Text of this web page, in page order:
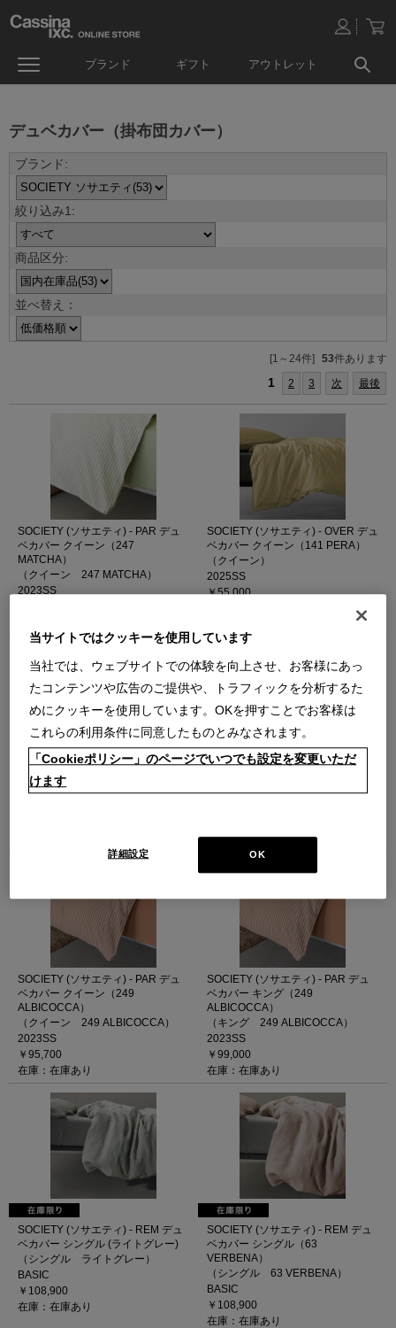
ブランド ギフト アウトレット
デュベカバー（掛布団カバー）
並べ替え：
[1～24件] 53件あります
1 2 3 次 最後
SOCIETY (ソサエティ) - PAR デュ
ベカバー クイーン（247
MATCHA）
（クイーン 247 MATCHA）
2023SS
SOCIETY (ソサエティ) - OVER デュ
ベカバー クイーン（141 PERA）
（クイーン）
2025SS
￥55,000
SOCIETY (ソサエティ) - OVER デュ
ベカバー キング（141 PERA）
（キング）
SOCIETY (ソサエティ) - JESS デュ
（クイーン）
在庫：在庫あり
SOCIETY (ソサエティ) - PAR デュ
ベカバー クイーン（249
ALBICOCCA）
（クイーン 249 ALBICOCCA）
2023SS
￥95,700
在庫：在庫あり
SOCIETY (ソサエティ) - PAR デュ
ベカバー キング（249
ALBICOCCA）
（キング 249 ALBICOCCA）
2023SS
￥99,000
在庫：在庫あり
SOCIETY (ソサエティ) - REM デュ
ベカバー シングル (ライトグレー)
（シングル ライトグレー）
BASIC
￥108,900
在庫：在庫あり
SOCIETY (ソサエティ) - REM デュ
ベカバー シングル（63
VERBENA）
（シングル 63 VERBENA）
BASIC
￥108,900
在庫：在庫あり
当サイトではクッキーを使用しています
当社では、ウェブサイトでの体験を向上させ、お客様にあっ
たコンテンツや広告のご提供や、トラフィックを分析するた
めにクッキーを使用しています。OKを押すことでお客様は
これらの利用条件に同意したものとみなされます。
「Cookieポリシー」のページでいつでも設定を変更いただ
けます
OK
詳細設定